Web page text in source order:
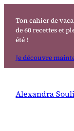
contenu
Ton cahier de
de 60 recettes et
été !
Je découvre
Alexandra